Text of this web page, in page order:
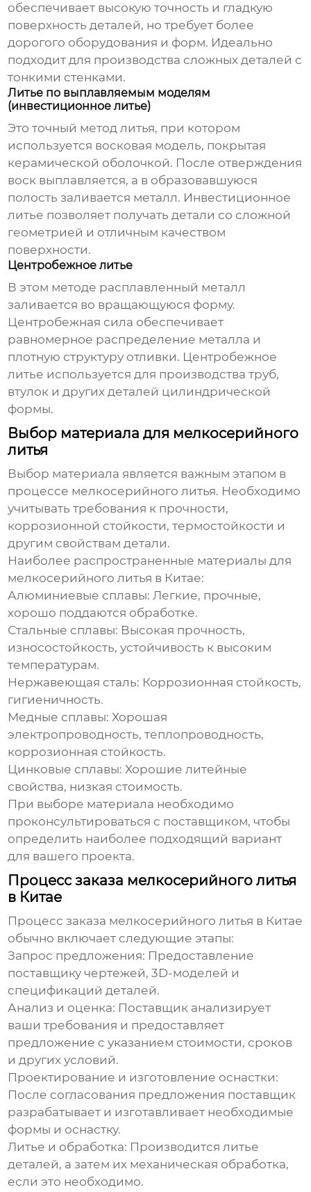
обеспечивает высокую точность и гладкую
поверхность деталей, но требует более
дорогого оборудования и форм. Идеально
подходит для производства сложных деталей с
тонкими стенками.
Литье по выплавляемым моделям
(инвестиционное литье)
Это точный метод литья, при котором
используется восковая модель, покрытая
керамической оболочкой. После отверждения
воск выплавляется, а в образовавшуюся
полость заливается металл. Инвестиционное
литье позволяет получать детали со сложной
геометрией и отличным качеством
поверхности.
Центробежное литье
В этом методе расплавленный металл
заливается во вращающуюся форму.
Центробежная сила обеспечивает
равномерное распределение металла и
плотную структуру отливки. Центробежное
литье используется для производства труб,
втулок и других деталей цилиндрической
формы.
Выбор материала для мелкосерийного
литья
Выбор материала является важным этапом в
процессе мелкосерийного литья. Необходимо
учитывать требования к прочности,
коррозионной стойкости, термостойкости и
другим свойствам детали.
Наиболее распространенные материалы для
мелкосерийного литья в Китае:
Алюминиевые сплавы: Легкие, прочные,
хорошо поддаются обработке.
Стальные сплавы: Высокая прочность,
износостойкость, устойчивость к высоким
температурам.
Нержавеющая сталь: Коррозионная стойкость,
гигиеничность.
Медные сплавы: Хорошая
электропроводность, теплопроводность,
коррозионная стойкость.
Цинковые сплавы: Хорошие литейные
свойства, низкая стоимость.
При выборе материала необходимо
проконсультироваться с поставщиком, чтобы
определить наиболее подходящий вариант
для вашего проекта.
Процесс заказа мелкосерийного литья
в Китае
Процесс заказа мелкосерийного литья в Китае
обычно включает следующие этапы:
Запрос предложения: Предоставление
поставщику чертежей, 3D-моделей и
спецификаций деталей.
Анализ и оценка: Поставщик анализирует
ваши требования и предоставляет
предложение с указанием стоимости, сроков
и других условий.
Проектирование и изготовление оснастки:
После согласования предложения поставщик
разрабатывает и изготавливает необходимые
формы и оснастку.
Литье и обработка: Производится литье
деталей, а затем их механическая обработка,
если это необходимо.